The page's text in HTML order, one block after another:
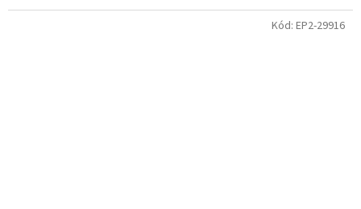
Kód: EP2-29916